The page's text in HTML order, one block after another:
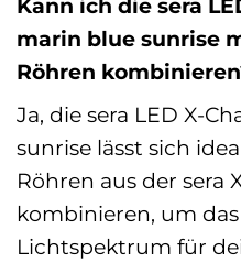
marin blue sunrise
Röhren
Ja, die sera LED X-
sunrise lässt sich
Röhren aus der sera
kombinieren, um
Lichtspektrum für